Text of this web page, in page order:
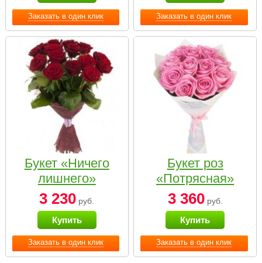
Заказать в один клик Заказать в один клик
Заказать в один клик
Букет «Ничего
лишнего»
3 230 руб.
Купить
Заказать в один клик
Букет роз
«Потрясная»
3 360руб.
Купить